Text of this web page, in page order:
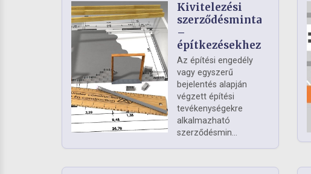
Kivitelezési
szerződésminta
–
építkezésekhez
Az építési engedély
vagy egyszerű
bejelentés alapján
végzett építési
tevékenységekre
alkalmazható
szerződésmin...